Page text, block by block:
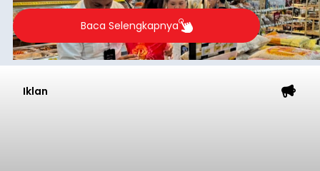
Baca Selengkapnya
Iklan